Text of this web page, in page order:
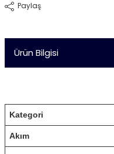
Paylaş
Ürün Bilgisi
Kategori
Akım